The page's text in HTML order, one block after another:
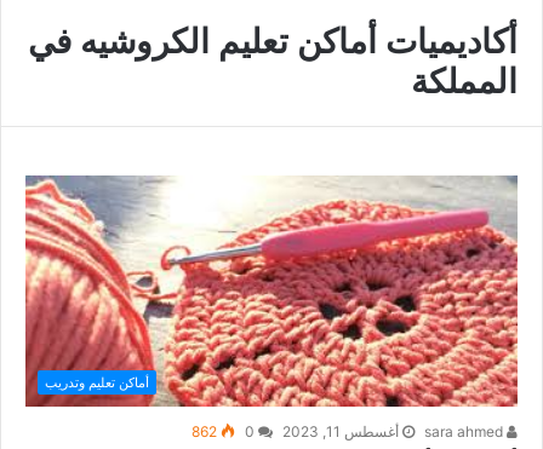
أكاديميات أماكن تعليم الكروشيه في
المملكة
أماكن تعليم وتدريب
أغسطس 11, 2023 862